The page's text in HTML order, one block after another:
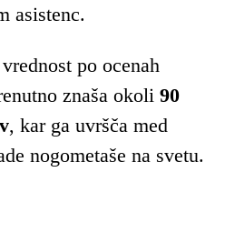
asistenc.
po ocenah
znaša okoli 90
, kar ga uvršča med
nogometaše na svetu.